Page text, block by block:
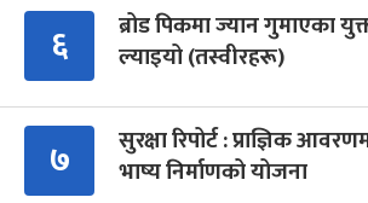
६
ब्रोड पिकमा ज्यान गुमाएका
ल्याइयो (तस्वीरहरू)
७
सुरक्षा रिपोर्ट : प्राज्ञिक
भाष्य निर्माणको योजना